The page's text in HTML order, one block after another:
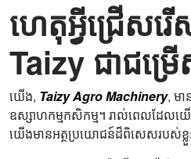
ហេតុអ្វីជ្រើសរ
Taizy ជាជម្
យើង, Taizy Agro Machinery, មា
ឧស្សាហកម្មកសិកម្ម។ រាល់ពេលដែលយ
យើងមានអត្ថប្រយោជន៍ដ៏ពិសេសរបស់ខ្